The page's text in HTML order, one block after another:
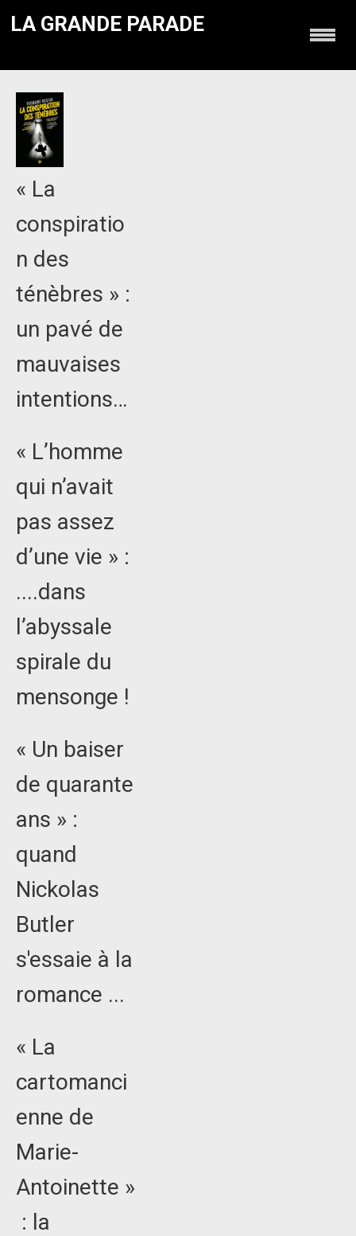
LA GRANDE PARADE
« La
conspiratio
n des
ténèbres » :
un pavé de
mauvaises
intentions…
« L’homme
qui n’avait
pas assez
d’une vie » :
....dans
l’abyssale
spirale du
mensonge !
« Un baiser
de quarante
ans » :
quand
Nickolas
Butler
s'essaie à la
romance ...
« La
cartomanci
enne de
Marie-
Antoinette »
: la